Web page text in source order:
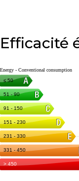
Efficacité